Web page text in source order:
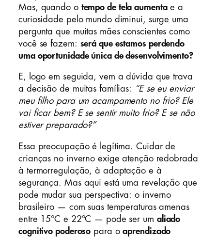
Mas, quando o tempo de tela aumentae a
curiosidade pelo mundo diminui, surge uma
pergunta que muitas mães conscientes como
você se fazem: será que estamos perdendo
uma oportunidade única de desenvolvimento?
E, logo em seguida, vem a dúvida que trava
a decisão de muitas famílias:
“E se eu enviar
meu filho para um acampamento no frio? Ele
vai ficar bem? E se sentir muito frio? E se não
estiver preparado?”
Essa preocupação é legítima. Cuidar de
crianças no inverno exige atenção redobrada
à termorregulação, à adaptação e à
segurança. Mas aqui está uma revelação que
pode mudar sua perspectiva: o inverno
brasileiro — com suas temperaturas amenas
entre 15°C e 22°C — pode ser um aliado
cognitivo poderoso para oaprendizado